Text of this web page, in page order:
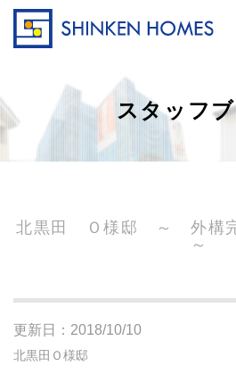
スタッフ
北黒田 Ｏ様邸 ～ 外構
～
更新日：2018/10/10
北黒田Ｏ様邸